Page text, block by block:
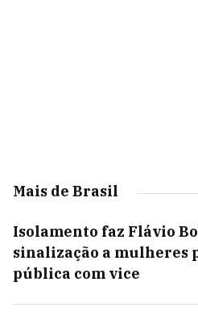
Mais de Brasil
Isolamento faz Flávio
sinalização a mulheres
pública com vice